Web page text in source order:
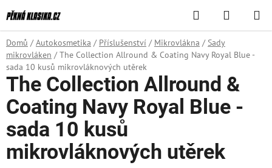
na
obsah
Hledat
KOŠÍK
Domů / Autokosmetika / Příslušenství / Mikrovlákna / Sady
mikrovláken / The Collection Allround & Coating Navy Royal Blue -
sada 10 kusů mikrovláknových utěrek
The Collection Allround &
Coating Navy Royal Blue -
sada 10 kusů
mikrovláknových utěrek